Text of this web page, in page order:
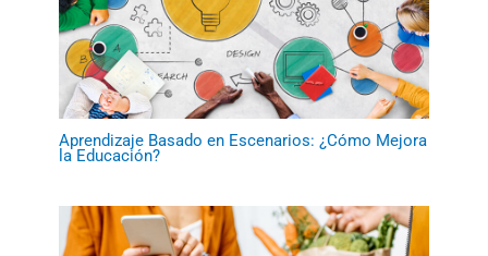
Aprendizaje Basado en Escenarios: ¿Cómo Mejora
la Educación?